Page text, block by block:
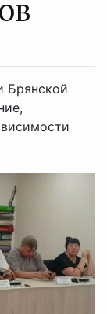
Брянской